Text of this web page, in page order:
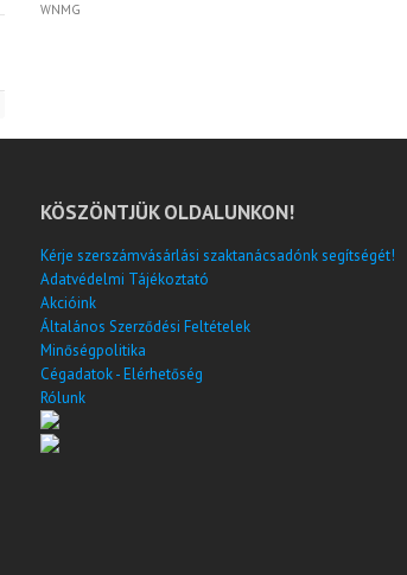
WNMG
KÖSZÖNTJÜK OLDALUNKON!
Kérje szerszámvásárlási szaktanácsadónk segítségét!
Adatvédelmi Tájékoztató
Akcióink
Általános Szerződési Feltételek
Minőségpolitika
Cégadatok - Elérhetőség
Rólunk